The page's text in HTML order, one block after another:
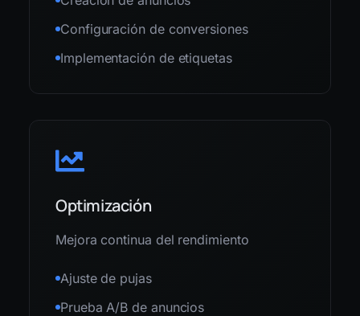
Configuración de conversiones
Implementación de etiquetas
Optimización
Mejora continua del rendimiento
Ajuste de pujas
Prueba A/B de anuncios